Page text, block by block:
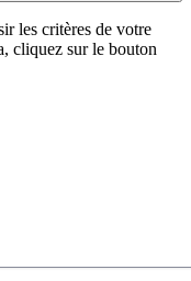
les critères de votre
cliquez sur le bouton